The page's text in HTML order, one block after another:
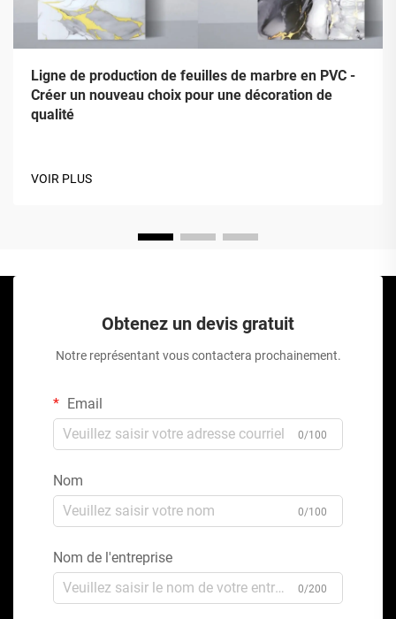
Ligne de production de feuilles de marbre en PVC -
Créer un nouveau choix pour une décoration de
qualité
VOIR PLUS
Obtenez un devis gratuit
Notre représentant vous contactera prochainement.
Email
0/100
Nom
0/100
Nom de l'entreprise
0/200